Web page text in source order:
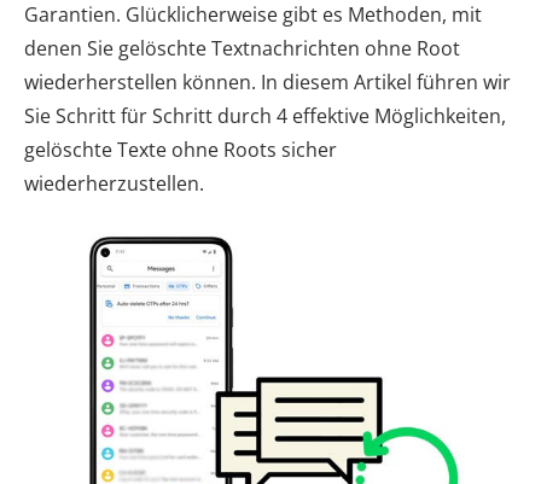
Garantien. Glücklicherweise gibt es Methoden, mit
denen Sie gelöschte Textnachrichten ohne Root
wiederherstellen können. In diesem Artikel führen wir
Sie Schritt für Schritt durch 4 effektive Möglichkeiten,
gelöschte Texte ohne Roots sicher
wiederherzustellen.